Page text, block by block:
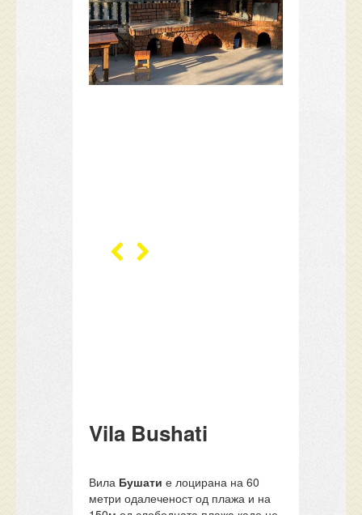
Vila Bushati
Вила Бушати е лоцирана на 60
метри одалеченост од плажа и на